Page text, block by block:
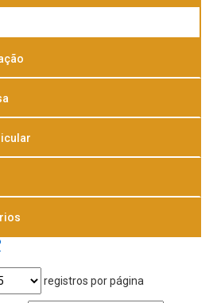
registros por página